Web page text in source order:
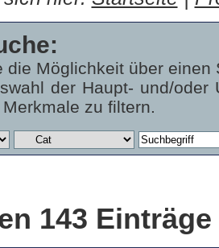
die Möglichkeit über
der Haupt- und/
zu filtern.
143